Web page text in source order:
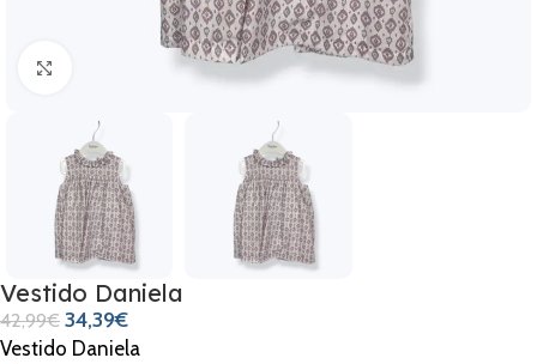
Clic para ampliar
Vestido Daniela
42,99€ 34,39€
Vestido Daniela